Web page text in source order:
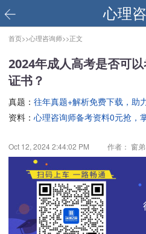
心理
首页>>心理咨询师>>正文
2024年成人高考是否可
证书？
真题： 往年真题+解析免费下载，助
资料： 心理咨询师备考资料0元抢，
Oct 12, 2024 2:44:02 PM 作者： 窗